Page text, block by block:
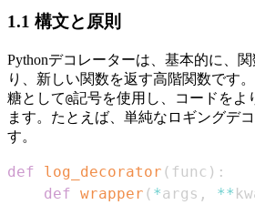
1.1 構文と原則
Pythonデコレーターは、基本的に、
り、新しい関数を返す高階関数です
糖として@記号を使用し、コードをよ
ます。たとえば、単純なロギングデ
す。
def log_decorator ( func ) :
def wrapper ( *args , **